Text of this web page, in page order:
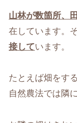
山林が数箇所、
在しています。
接しています。
たとえば畑をす
自然農法では隣